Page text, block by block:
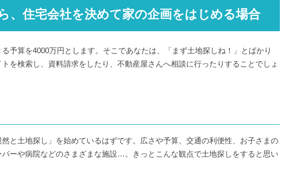
、住宅会社を決めて家の企画をはじめる場合
予算を4000万円とします。そこであなたは、「まず土地探しね！」とばかり
を検索し、資料請求をしたり、不動産屋さんへ相談に行ったりすることでしょ
と土地探し」を始めているはずです。広さや予算、交通の利便性、お子さまの
ーや病院などのさまざまな施設…。きっとこんな観点で土地探しをすると思い